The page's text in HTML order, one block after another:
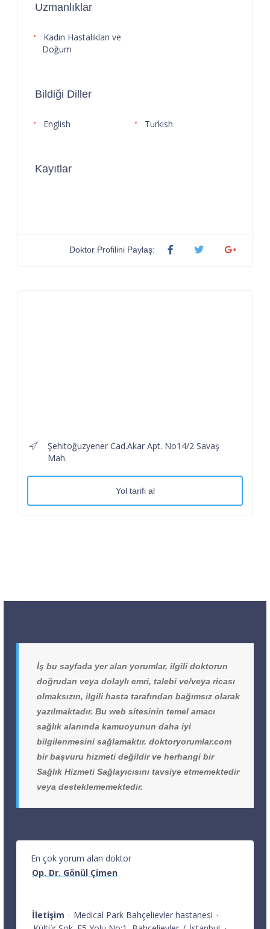
Uzmanlıklar
Kadın Hastalıkları ve
Doğum
Bildiği Diller
English Turkish
Kayıtlar
Doktor Profilini Paylaş:
Şehitoğuzyener Cad.Akar Apt. No14/2 Savaş
Mah.
Yol tarifi al
İş bu sayfada yer alan yorumlar, ilgili doktorun
doğrudan veya dolaylı emri, talebi ve/veya ricası
olmaksızın, ilgili hasta tarafından bağımsız olarak
yazılmaktadır. Bu web sitesinin temel amacı
sağlık alanında kamuoyunun daha iyi
bilgilenmesini sağlamaktır. doktoryorumlar.com
bir başvuru hizmeti değildir ve herhangi bir
Sağlık Hizmeti Sağlayıcısını tavsiye etmemektedir
veya desteklememektedir.
En çok yorum alan doktor
Op. Dr. Gönül Çimen
İletişim · Medical Park Bahçelievler hastanesi ·